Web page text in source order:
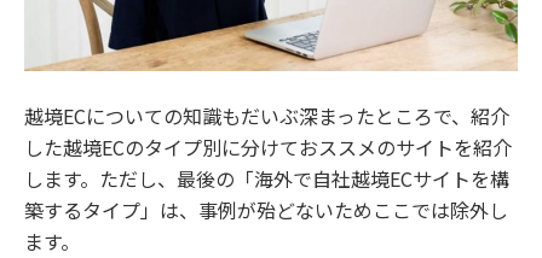
越境ECについての知識もだいぶ深まったところで、紹介
した越境ECのタイプ別に分けておススメのサイトを紹介
します。ただし、最後の「海外で自社越境ECサイトを構
築するタイプ」は、事例が殆どないためここでは除外し
ます。